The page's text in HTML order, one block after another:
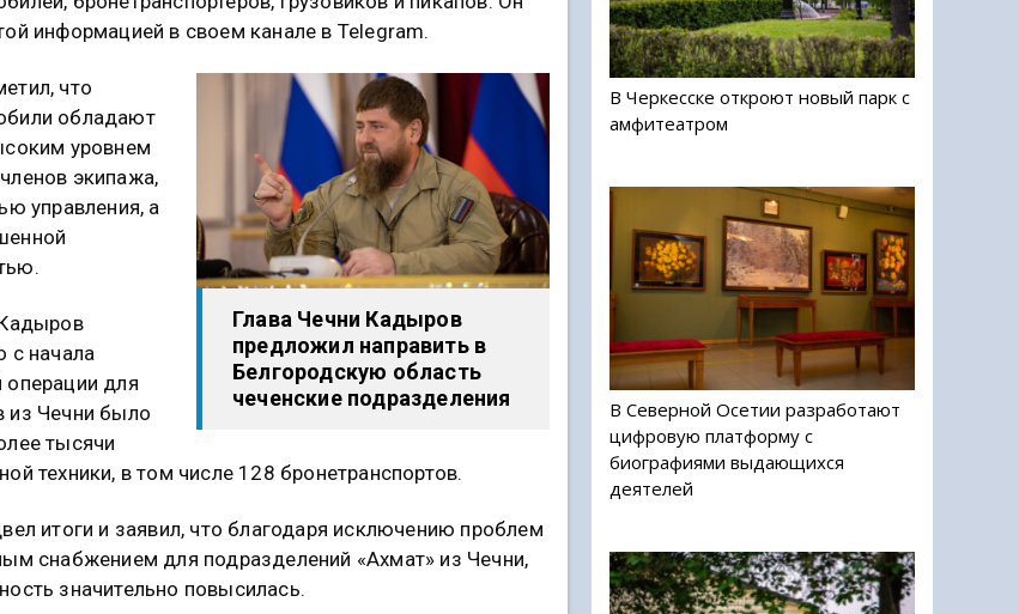
информацией в своем канале в Telegram.
Глава Чечни Кадыров
предложил направить в
Белгородскую область
чеченские подразделения
что
обладают
уровнем
экипажа,
управления, а
с начала
операции для
из Чечни было
тысячи
техники, в том числе 128 бронетранспортов.
итоги и заявил, что благодаря исключению проблем
снабжением для подразделений «Ахмат» из Чечни,
значительно повысилась.
В Черкесске откроют новый парк с
амфитеатром
В Северной Осетии разработают
цифровую платформу с
биографиями выдающихся
деятелей